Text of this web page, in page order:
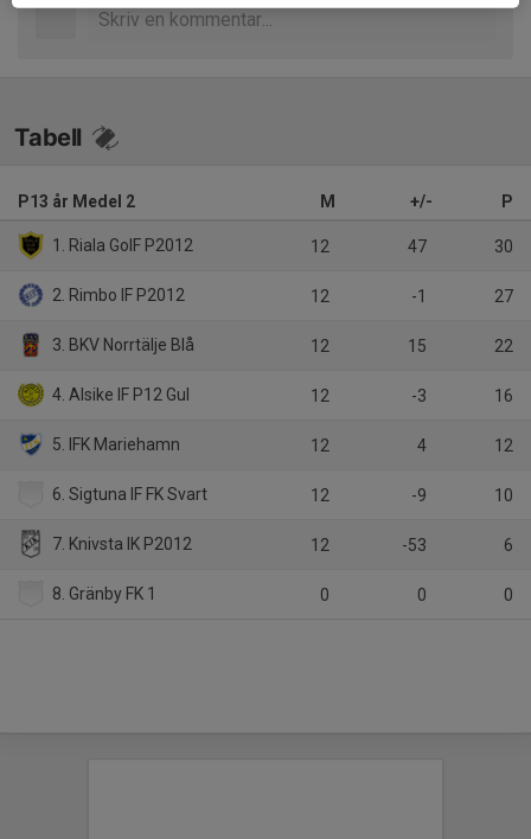
Tabell
P13 år Medel 2 M +/- P
1. Riala GoIF P2012 12 47 30
2. Rimbo IF P2012 12 -1 27
3. BKV Norrtälje Blå 12 15 22
4. Alsike IF P12 Gul 12 -3 16
5. IFK Mariehamn 12 4 12
6. Sigtuna IF FK Svart 12 -9 10
7. Knivsta IK P2012 12 -53 6
8. Gränby FK 1 0 0 0